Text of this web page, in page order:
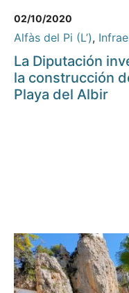
02/10/2020
Alfàs del Pi (L’),
La Diputación
la construcción
Playa del Albir